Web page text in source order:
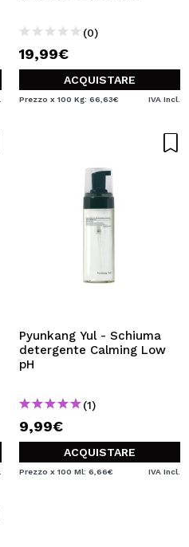
(0)
19,99€
ACQUISTARE
Prezzo x 100 Kg: 66,63€ IVA Incl.
Pyunkang Yul - Schiuma
detergente Calming Low
pH
(1)
9,99€
ACQUISTARE
Prezzo x 100 Ml: 6,66€ IVA Incl.